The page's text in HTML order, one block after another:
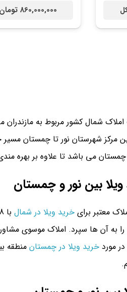
860,000,000 تومان /
شمال کشور مربوط به
شهرستان نور تا چمستان مسیر
می باشد تا علاوه بر بهره
بین نور و چمستان
معتبر برایخرید ویلا در شمال
به آن ها سپرد. املاک موسوی
در موردخرید ویلا در چمستان منطقه